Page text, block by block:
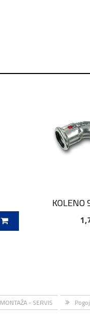
DODAJ V
MONTAŽA - SERVIS